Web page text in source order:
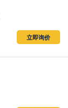
立即询价